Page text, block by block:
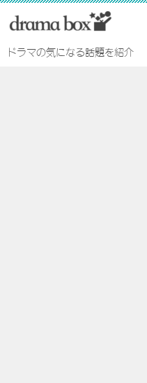
ドラマの気になる話題を紹介